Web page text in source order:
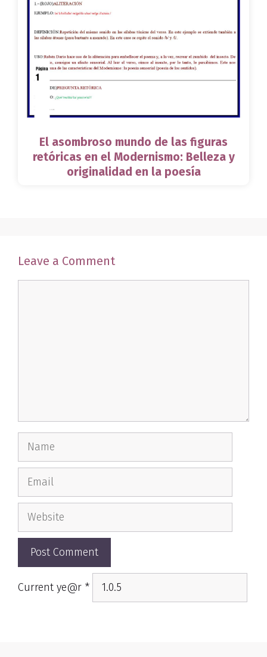
El asombroso mundo de las figuras
retóricas en el Modernismo: Belleza y
originalidad en la poesía
Leave a Comment
Name
Email
Website
Current ye@r *